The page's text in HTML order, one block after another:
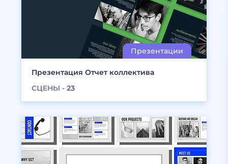
Презентация Отчет коллектива
СЦЕНЫ - 23